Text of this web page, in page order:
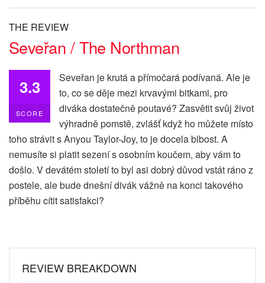
THE REVIEW
Seveřan / The Northman
3.3
SCORE
Seveřan je krutá a přímočará podívaná. Ale je
to, co se děje mezi krvavými bitkami, pro
diváka dostatečně poutavé? Zasvětit svůj život
výhradně pomstě, zvlášť když ho můžete místo
toho strávit s Anyou Taylor-Joy, to je docela blbost. A
nemusíte si platit sezení s osobním koučem, aby vám to
došlo. V devátém století to byl asi dobrý důvod vstát ráno z
postele, ale bude dnešní divák vážně na konci takového
příběhu cítit satisfakci?
REVIEW BREAKDOWN